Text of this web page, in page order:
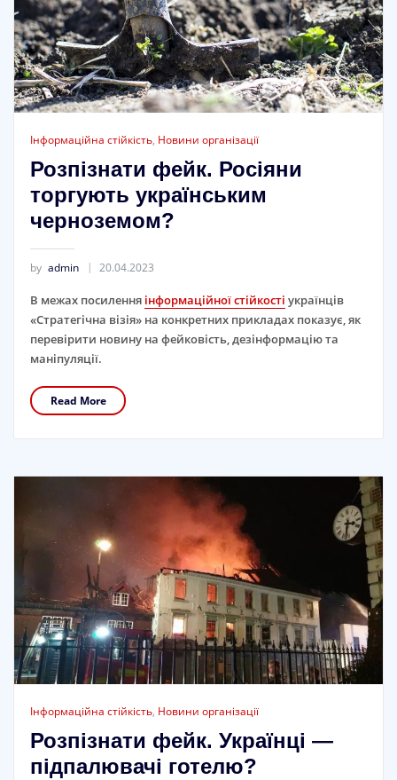
Інформаційна стійкість, Новини організації
Розпізнати фейк. Росіяни
торгують українським
черноземом?
by admin 20.04.2023
В межах посилення інформаційної стійкості українців
«Стратегічна візія» на конкретних прикладах показує, як
перевірити новину на фейковість, дезінформацію та
маніпуляції.
Read More
Інформаційна стійкість, Новини організації
Розпізнати фейк. Українці —
підпалювачі готелю?